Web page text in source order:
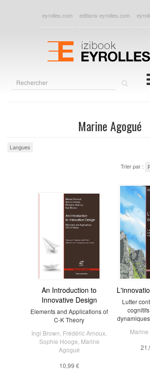
eyrolles.com editions-eyrolles.com
Marine Agogué
Langues
Trier par :
An Introduction to
Innovative Design
Elements and Applications of
C-K Theory
Ingi Brown Frédéric Arnoux
Sophie Hooge Marine
Agogué
10,99 €
Lutter